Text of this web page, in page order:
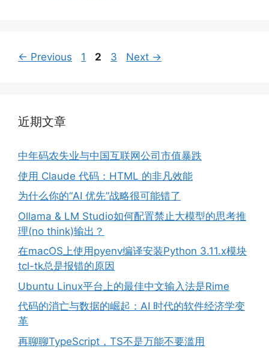
← Previous Page
1 Page
2 Page
3 Next →
近期文章
中年码农失业与中国互联网公司市值暴跌
使用 Claude 代码：HTML 的非凡效能
为什么你的“AI 优先”战略很可能错了
Ollama & LM Studio如何配置禁止大模型的思考推
理(no think)输出？
在macOS上使用pyenv编译安装Python 3.11.x模块
tcl-tk总是报错的原因
Ubuntu Linux平台上的最佳中文输入法是Rime
代码的消亡与数据的崛起：AI 时代的软件经济学变
革
再聊聊TypeScript，TS不是万能不要滥用